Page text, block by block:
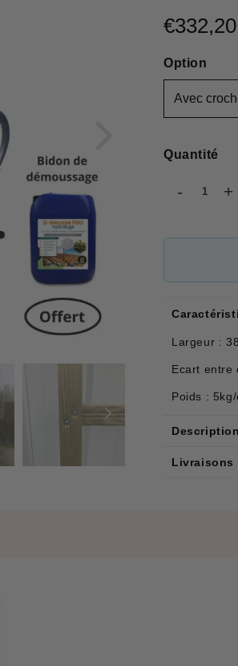
Option
Quantité
- +
Largeur :
Ecart entre
Poids :
Description
Livraisons